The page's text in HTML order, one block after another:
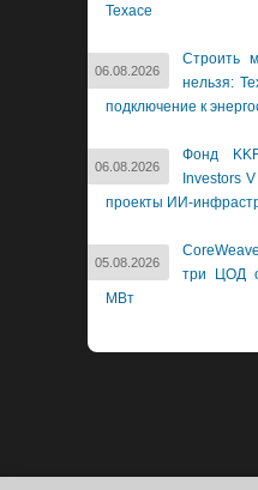
Техасе
06.08.2026
Строить
нельзя:
подключение к
06.08.2026
Фонд
Investors
проекты ИИ-
05.08.2026
три ЦОД
МВт